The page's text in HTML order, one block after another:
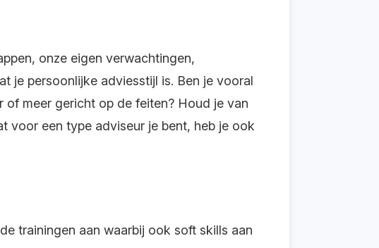
onze eigen verwachtingen,
je persoonlijke adviesstijl is. Ben je vooral
meer gericht op de feiten? Houd je van
voor een type adviseur je bent, heb je ook
trainingen aan waarbij ook soft skills aan